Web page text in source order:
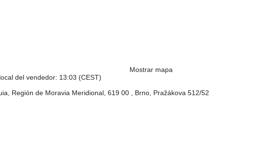
Mostrar mapa
del vendedor: 13:03 (CEST)
Región de Moravia Meridional, 619 00 , Brno, Pražákova 512/52